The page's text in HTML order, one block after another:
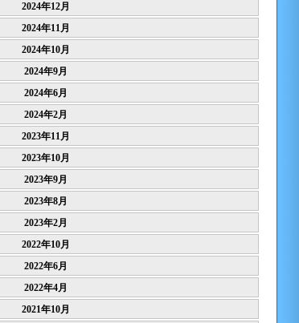
2024年12月
2024年11月
2024年10月
2024年9月
2024年6月
2024年2月
2023年11月
2023年10月
2023年9月
2023年8月
2023年2月
2022年10月
2022年6月
2022年4月
2021年10月